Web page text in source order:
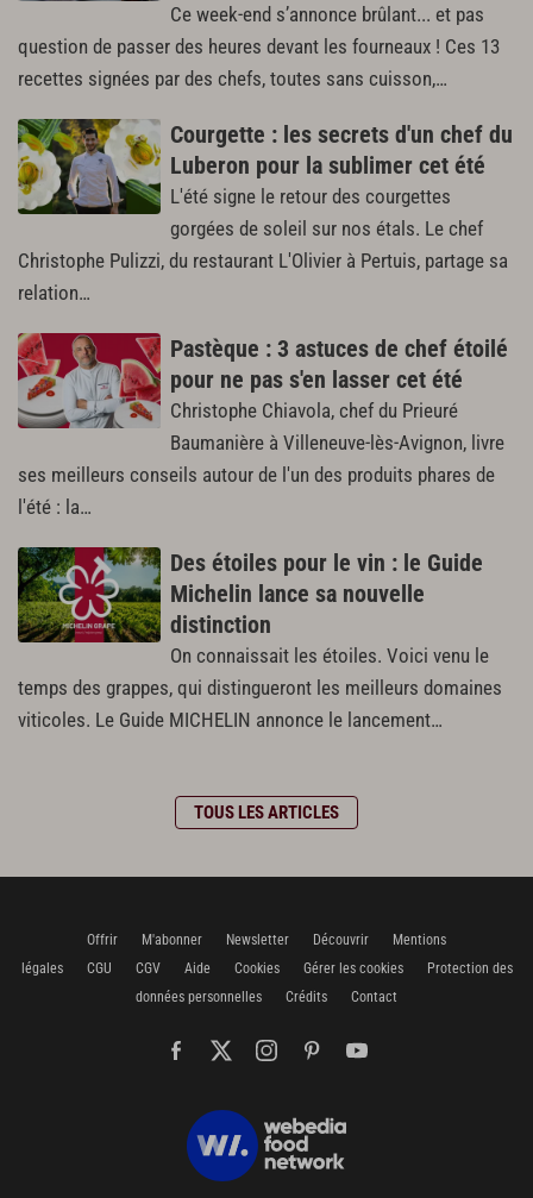
Ce week-end s’annonce brûlant... et pas
question de passer des heures devant les fourneaux ! Ces 13
recettes signées par des chefs, toutes sans cuisson,…
Courgette : les secrets d'un chef du
Luberon pour la sublimer cet été
L'été signe le retour des courgettes
gorgées de soleil sur nos étals. Le chef
Christophe Pulizzi, du restaurant L'Olivier à Pertuis, partage sa
relation…
Pastèque : 3 astuces de chef étoilé
pour ne pas s'en lasser cet été
Christophe Chiavola, chef du Prieuré
Baumanière à Villeneuve-lès-Avignon, livre
ses meilleurs conseils autour de l'un des produits phares de
l'été : la…
Des étoiles pour le vin : le Guide
Michelin lance sa nouvelle
distinction
On connaissait les étoiles. Voici venu le
temps des grappes, qui distingueront les meilleurs domaines
viticoles. Le Guide MICHELIN annonce le lancement…
TOUS LES ARTICLES
Offrir M'abonner Newsletter Découvrir
Mentions
légales
CGU CGV Aide Cookies Gérer les cookies
Protection des
données personnelles
Crédits Contact